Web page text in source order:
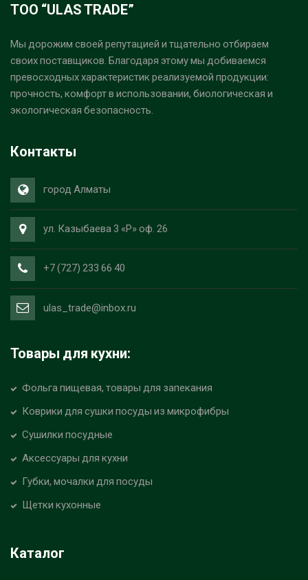
ТОО “ULAS TRADE”
Мы дорожим своей репутацией и тщательно отбираем
своих поставщиков. Благодаря этому мы добиваемся
превосходных характеристик реализуемой продукции:
прочность, комфорт в использовании, биологическая и
экологическая безопасность.
Контакты
город Алматы
ул. Казыбаева 3 «Р» оф. 26
+7 (727) 233 66 40
ulas_trade@inbox.ru
Товары для кухни:
Фольга пищевая, товары для запекания
Коврики для сушки посуды из микрофибры
Сушилки посудные
Аксессуары для кухни
Губки, мочалки для посуды
Щетки кухонные
Каталог